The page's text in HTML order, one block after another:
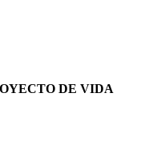
DE VIDA